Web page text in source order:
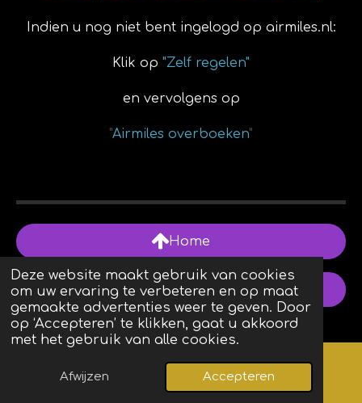
Deze website maakt gebruik van cookies
om uw ervaring te verbeteren en op maat
gemaakte advertenties weer te geven. Door
op ‘Accepteren’ te klikken, gaat u akkoord
met het gebruik van alle cookies.
Afwijzen Accepteren
Indien u nog niet bent ingelogd op airmiles.nl:
Klik op "Zelf regelen"
en vervolgens op
"Airmiles overboeken"
Home
Indeling Eftel-site.nl
Review
Kaart Facebook